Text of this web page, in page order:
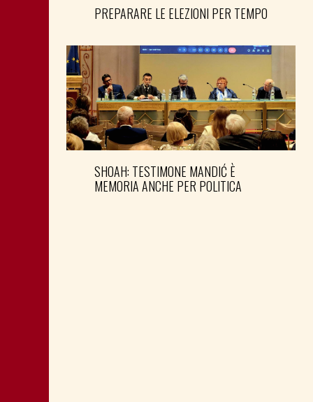
PREPARARE LE ELEZIONI PER TEMPO
SHOAH: TESTIMONE MANDIĆ È
MEMORIA ANCHE PER POLITICA